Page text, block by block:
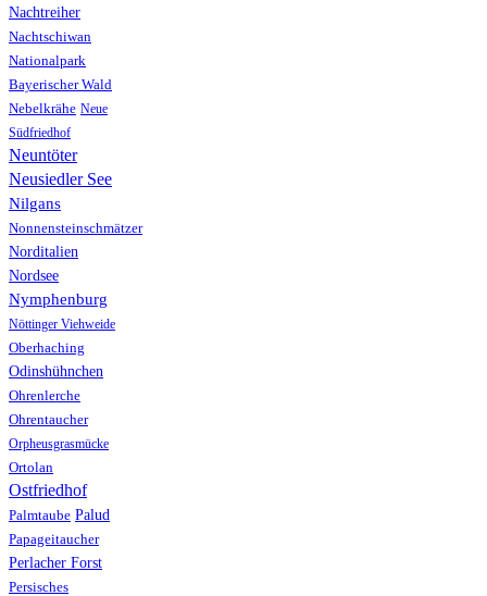
Nachtreiher
Nachtschiwan
Nationalpark
Bayerischer Wald
Nebelkrähe Neue
Südfriedhof
Neuntöter
Neusiedler See
Nilgans
Nonnensteinschmätzer
Norditalien
Nordsee
Nymphenburg
Nöttinger Viehweide
Oberhaching
Odinshühnchen
Ohrenlerche
Ohrentaucher
Orpheusgrasmücke
Ortolan
Ostfriedhof
Palmtaube Palud
Papageitaucher
Perlacher Forst
Persisches